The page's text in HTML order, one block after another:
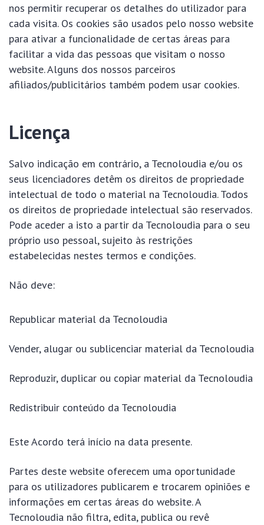
nos permitir recuperar os detalhes do utilizador para
cada visita. Os cookies são usados pelo nosso website
para ativar a funcionalidade de certas áreas para
facilitar a vida das pessoas que visitam o nosso
website. Alguns dos nossos parceiros
afiliados/publicitários também podem usar cookies.
Licença
Salvo indicação em contrário, a Tecnoloudia e/ou os
seus licenciadores detêm os direitos de propriedade
intelectual de todo o material na Tecnoloudia. Todos
os direitos de propriedade intelectual são reservados.
Pode aceder a isto a partir da Tecnoloudia para o seu
próprio uso pessoal, sujeito às restrições
estabelecidas nestes termos e condições.
Não deve:
Republicar material da Tecnoloudia
Vender, alugar ou sublicenciar material da Tecnoloudia
Reproduzir, duplicar ou copiar material da Tecnoloudia
Redistribuir conteúdo da Tecnoloudia
Este Acordo terá início na data presente.
Partes deste website oferecem uma oportunidade
para os utilizadores publicarem e trocarem opiniões e
informações em certas áreas do website. A
Tecnoloudia não filtra, edita, publica ou revê